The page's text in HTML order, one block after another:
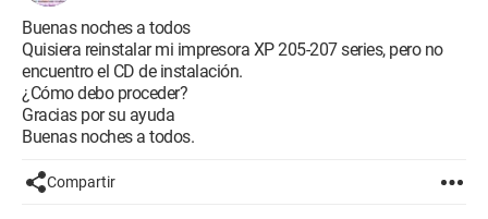
Buenas noches a todos
Quisiera reinstalar mi impresora XP 205-207 series, pero no
encuentro el CD de instalación.
¿Cómo debo proceder?
Gracias por su ayuda
Buenas noches a todos.
Compartir